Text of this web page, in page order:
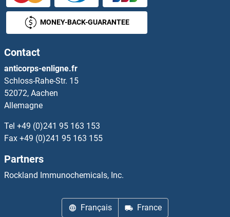
TOMM40L Kits ELISA
TOMM6 Kits ELISA
TOMM7 Kits ELISA
TOP2 Kits ELISA
TOP2B Kits ELISA
Topoisomerase I Kits ELISA
Topoisomerase II alpha Kits ELISA
TOR2A Kits ELISA
MONEY-BACK-GUARANTEE
Contact
anticorps-enligne.fr
Schloss-Rahe-Str. 15
52072, Aachen
Allemagne
Tel +49 (0)241 95 163 153
Fax +49 (0)241 95 163 155
Partners
Rockland Immunochemicals, Inc.
Français France